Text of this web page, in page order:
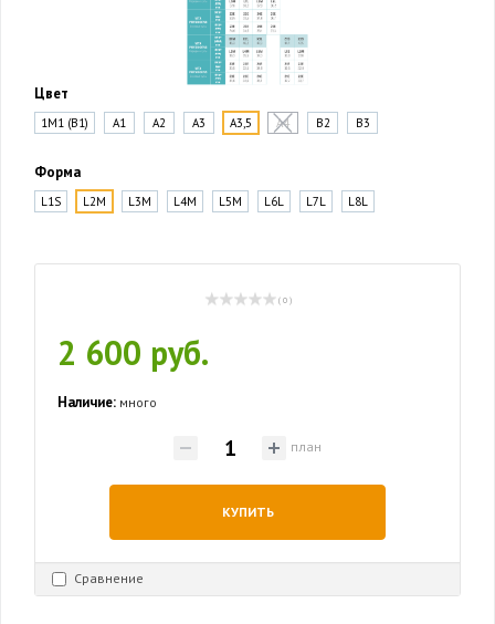
Цвет
1M1 (B1) A1 A2 A3 A3,5 A4 B2 B3
Форма
L1S L2M L3M L4M L5M L6L L7L L8L
( 0 )
2 600 руб.
Наличие: много
план
КУПИТЬ
Сравнение